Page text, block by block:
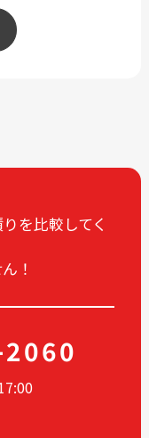
を比較してく
！
:00